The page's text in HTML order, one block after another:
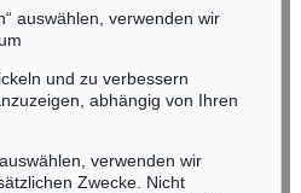
1930
verpassen!
rechtzeitig.
auswählen, verwenden wir
und zu verbessern
abhängig von Ihren
verwenden wir
Zwecke. Nicht